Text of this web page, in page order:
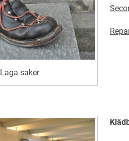
Laga saker